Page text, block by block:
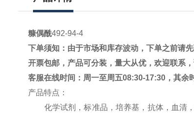
糠偶酰492-94-4
下单须知：由于市场和库存波动，下单之前请
开票包邮，产品可分装，量大从优，欢迎联系，
客服在线时间：周一至周五08:30-17:30，其余
产品特点：
化学试剂，标准品，培养基，抗体，血清